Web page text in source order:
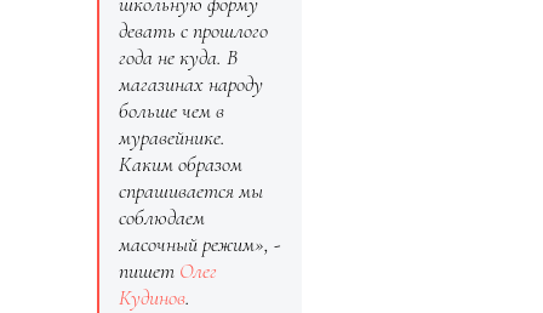
девать с прошлого
года не куда. В
магазинах народу
больше чем в
муравейнике.
Каким образом
спрашивается мы
соблюдаем
масочный режим», -
пишет Олег
Кудинов.